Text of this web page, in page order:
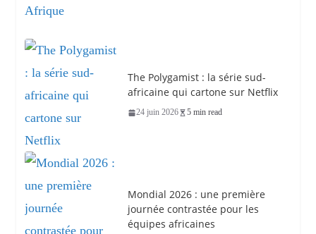
The Polygamist : la série sud-
africaine qui cartone sur Netflix
24 juin 2026 5 min read
Mondial 2026 : une première
journée contrastée pour les
équipes africaines